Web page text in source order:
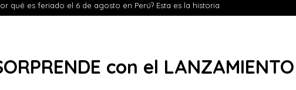
qué es feriado el 6 de agosto en Perú? Esta es la historia
con el